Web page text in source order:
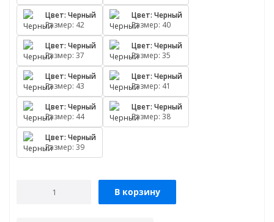
Цвет: Черный
Размер: 42
Цвет: Черный
Размер: 40
Цвет: Черный
Размер: 37
Цвет: Черный
Размер: 35
Цвет: Черный
Размер: 43
Цвет: Черный
Размер: 41
Цвет: Черный
Размер: 44
Цвет: Черный
Размер: 38
Цвет: Черный
Размер: 39
В корзину